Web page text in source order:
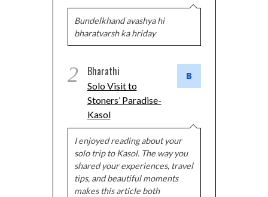
Bundelkhand avashya hi
bharatvarsh ka hriday
2 Bharathi
Solo Visit to
Stoners’ Paradise-
Kasol
I enjoyed reading about your
solo trip to Kasol. The way you
shared your experiences, travel
tips, and beautiful moments
makes this article both